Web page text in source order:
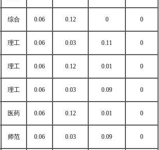
综合 0.06 0.12 0 0
理工 0.06 0.03 0.11 0
理工 0.06 0.12 0.01 0
理工 0.06 0.03 0.09 0
医药 0.06 0.12 0.01 0
师范 0.06 0.03 0.09 0